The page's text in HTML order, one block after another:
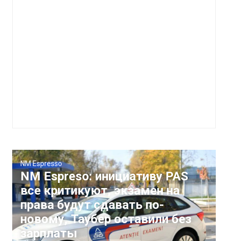
NM Espresso
NM Espreso: инициативу PAS
все критикуют, экзамен на
права будут сдавать по-
новому, Таубер оставили без
зарплаты